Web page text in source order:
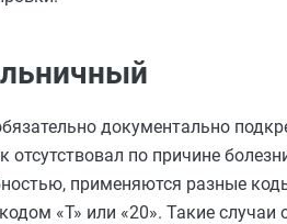
документально
отсутствовал по причине
применяются разные
«Т» или «20». Такие